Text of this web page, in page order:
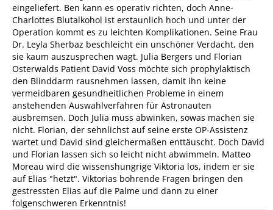
eingeliefert. Ben kann es operativ richten, doch Anne-
Charlottes Blutalkohol ist erstaunlich hoch und unter der
Operation kommt es zu leichten Komplikationen. Seine Frau
Dr. Leyla Sherbaz beschleicht ein unschöner Verdacht, den
sie kaum auszusprechen wagt. Julia Bergers und Florian
Osterwalds Patient David Voss möchte sich prophylaktisch
den Blinddarm rausnehmen lassen, damit ihn keine
vermeidbaren gesundheitlichen Probleme in einem
anstehenden Auswahlverfahren für Astronauten
ausbremsen. Doch Julia muss abwinken, sowas machen sie
nicht. Florian, der sehnlichst auf seine erste OP-Assistenz
wartet und David sind gleichermaßen enttäuscht. Doch David
und Florian lassen sich so leicht nicht abwimmeln. Matteo
Moreau wird die wissenshungrige Viktoria los, indem er sie
auf Elias "hetzt". Viktorias bohrende Fragen bringen den
gestressten Elias auf die Palme und dann zu einer
folgenschweren Erkenntnis!